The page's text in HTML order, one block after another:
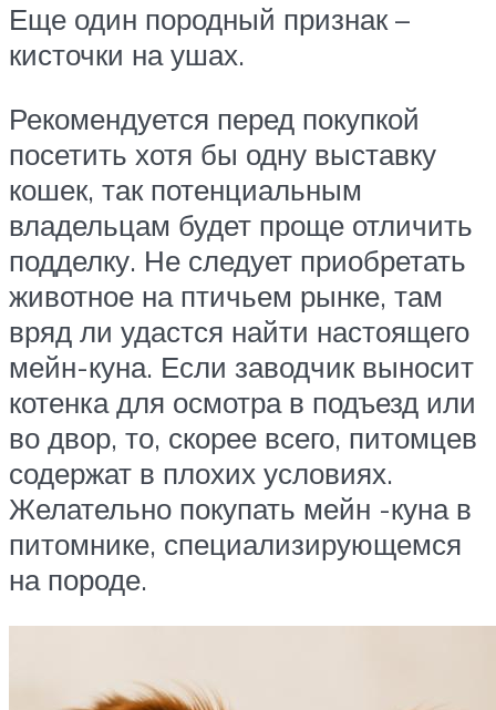
Еще один породный признак –
кисточки на ушах.
Рекомендуется перед покупкой
посетить хотя бы одну выставку
кошек, так потенциальным
владельцам будет проще отличить
подделку. Не следует приобретать
животное на птичьем рынке, там
вряд ли удастся найти настоящего
мейн-куна. Если заводчик выносит
котенка для осмотра в подъезд или
во двор, то, скорее всего, питомцев
содержат в плохих условиях.
Желательно покупать мейн -куна в
питомнике, специализирующемся
на породе.